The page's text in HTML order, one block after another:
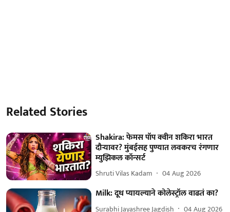
Related Stories
Shakira: फेमस पॉप क्वीन शकिरा भारत
दौऱ्यावर? मुंबईसह पुण्यात लवकरच रंगणार
म्युझिकल कॉन्सर्ट
Shruti Vilas Kadam 04 Aug 2026
Milk: दूध प्यायल्याने कोलेस्ट्रॉल वाढतं का?
Surabhi Jayashree Jagdish 04 Aug 2026